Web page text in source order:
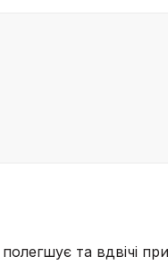
та вдвічі